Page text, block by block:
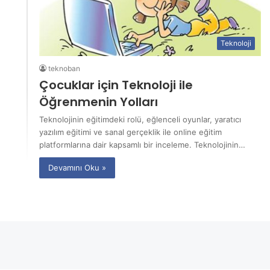
Teknoloji
teknoban
Çocuklar için Teknoloji ile
Öğrenmenin Yolları
Teknolojinin eğitimdeki rolü, eğlenceli oyunlar, yaratıcı
yazılım eğitimi ve sanal gerçeklik ile online eğitim
platformlarına dair kapsamlı bir inceleme. Teknolojinin…
Devamını Oku »